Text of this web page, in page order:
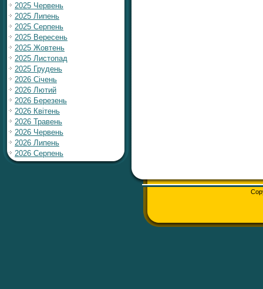
2025 Червень
2025 Липень
2025 Серпень
2025 Вересень
2025 Жовтень
2025 Листопад
2025 Грудень
2026 Січень
2026 Лютий
2026 Березень
2026 Квітень
2026 Травень
2026 Червень
2026 Липень
2026 Серпень